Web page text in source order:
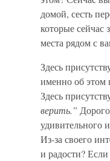
домой, сесть
которые сейчас
места рядом с
Здесь
именно об этом
Здесь
верить.”
удивительного
Из-за своего
и радости?